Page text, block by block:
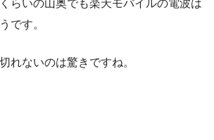
らいの山奥でも楽天モバイルの電波は
です。
れないのは驚きですね。